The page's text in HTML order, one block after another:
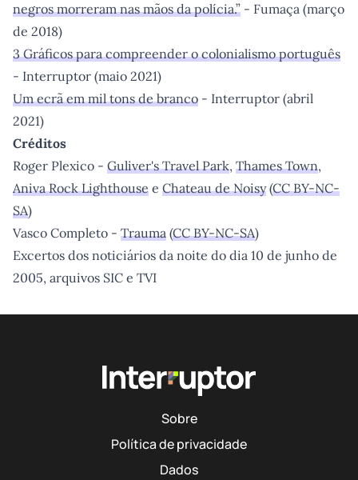
negros morreram nas mãos da polícia.” - Fumaça (março
de 2018)
3 Gráficos para compreender o colonialismo português
- Interruptor (maio 2021)
Um ecrã em mil tons de branco - Interruptor (abril
2021)
Créditos
Roger Plexico - Guliver's Travel Park, Thames Town,
Aniva Rock Lighthouse e Chateau de Noisy(CC BY-NC-
SA)
Vasco Completo - Trauma (CC BY-NC-SA)
Excertos dos noticiários da noite do dia 10 de junho de
2005, arquivos SIC e TVI
Sobre
Política de privacidade
Dados